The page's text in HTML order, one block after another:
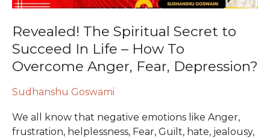
Revealed! The Spiritual Secret to
Succeed In Life – How To
Overcome Anger, Fear, Depression?
Sudhanshu Goswami
We all know that negative emotions like Anger,
frustration, helplessness, Fear, Guilt, hate, jealousy,
How
Overcome
Anger,
Fear,